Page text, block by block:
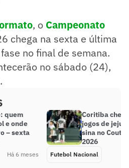
o, o Campeonato
chega na sexta e última
no final de semana.
no sábado (24),
quem
e onde
– sexta
Há 6 meses
Coritiba
jogos de
sina no Couto
2026
Futebol Nacional